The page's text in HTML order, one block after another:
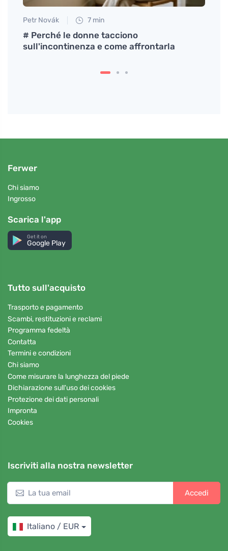
Petr Novák 7 min
# Perché le donne tacciono
sull'incontinenza e come affrontarla
Ferwer
Chi siamo
Ingrosso
Scarica l'app
Get it on
Google Play
Tutto sull'acquisto
Trasporto e pagamento
Scambi, restituzioni e reclami
Programma fedeltà
Contatta
Termini e condizioni
Chi siamo
Come misurare la lunghezza del piede
Dichiarazione sull'uso dei cookies
Protezione dei dati personali
Impronta
Cookies
Iscriviti alla nostra newsletter
Accedi
Italiano / EUR